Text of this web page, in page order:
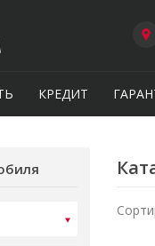
КРЕДИТ